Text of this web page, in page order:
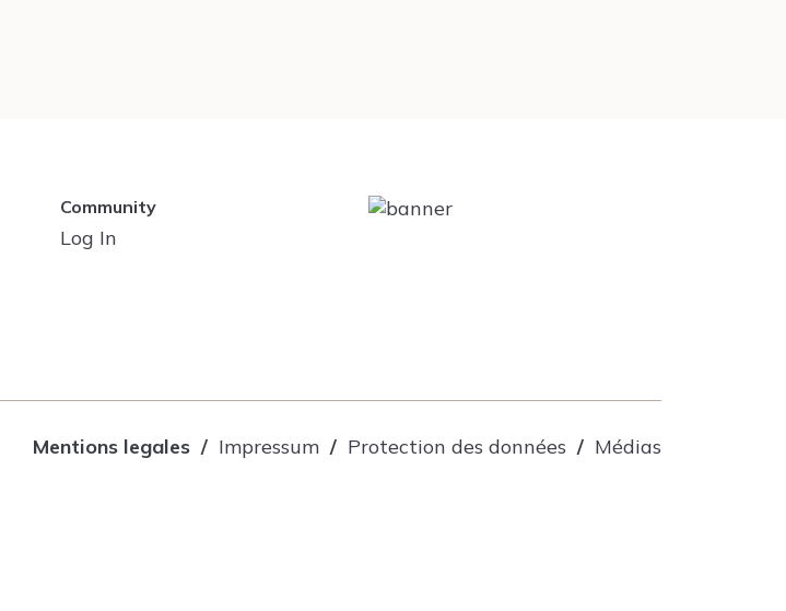
Community
Log In
Mentions legales Impressum Protection des données Médias